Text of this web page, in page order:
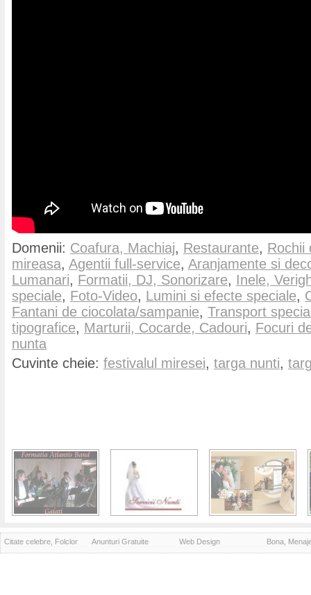
Domenii: Coafura, Machiaj, Restaurante, Rochii
mireasa, Agentii full-service, Aranjamente si
Lumanari, Formatii, DJ, Sonorizare, Inele,
speciale, Foto-Video, Lumini si efecte speciale,
Fantani de ciocolata/sampanie, Transport
tipografice, Marturii, Cocarde, Cadouri, Focuri
nunta
Cuvinte cheie: festivalul miresei, targa nunti,
Citate celebre, Folclor Anunturi Gratuite Web Design Bona,